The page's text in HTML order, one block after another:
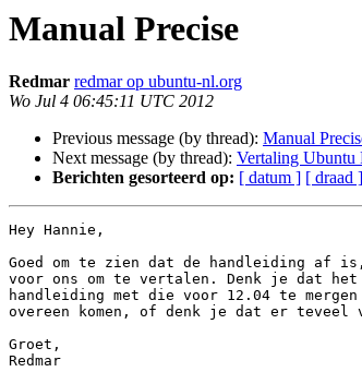
Manual Precise
Redmar redmar op ubuntu-nl.org
Wo Jul 4 06:45:11 UTC 2012
Previous message (by thread): Manual
Next message (by thread): Vertaling Ubuntu
Berichten gesorteerd op: [ datum ] [ draad ]
Hey Hannie,
Goed om te zien dat de handleiding af
voor ons om te vertalen. Denk je dat het
handleiding met die voor 12.04 te
overeen komen, of denk je dat er
Groet,
Redmar